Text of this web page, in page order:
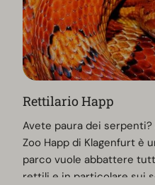
Rettilario Happ
Avete paura dei serpenti?
Zoo Happ di Klagenfurt è
parco vuole abbattere
rettili e in particolare sui